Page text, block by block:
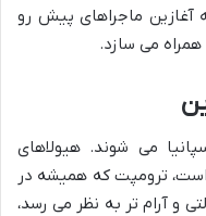
آغازین ماجراهای پیش رو
همراه می سازد.
می شوند. هیولاهای
ترومپت که همیشه در
و آرام تر به نظر می رسد،